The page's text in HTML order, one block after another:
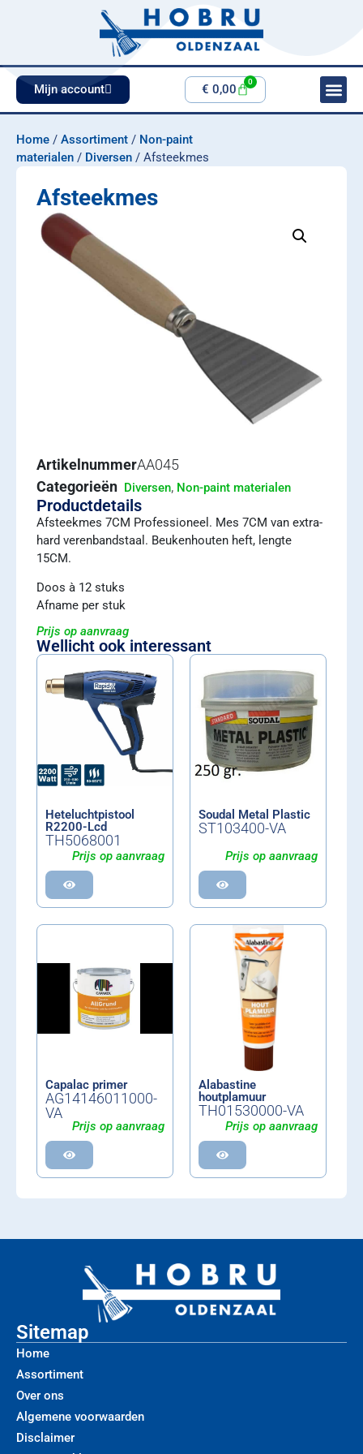
Mijn account € 0,00
0
Home / Assortiment / Non-paint
materialen / Diversen / Afsteekmes
Afsteekmes
ArtikelnummerAA045
Categorieën Diversen, Non-paint materialen
Productdetails
Afsteekmes 7CM Professioneel. Mes 7CM van extra-
hard verenbandstaal. Beukenhouten heft, lengte
15CM.
Doos à 12 stuks
Afname per stuk
Prijs op aanvraag
Wellicht ook interessant
Heteluchtpistool
R2200-Lcd
TH5068001
Prijs op aanvraag
Soudal Metal Plastic
ST103400-VA
Prijs op aanvraag
Capalac primer
AG14146011000-
VA
Prijs op aanvraag
Alabastine
houtplamuur
TH01530000-VA
Prijs op aanvraag
Sitemap
Home
Assortiment
Over ons
Algemene voorwaarden
Disclaimer